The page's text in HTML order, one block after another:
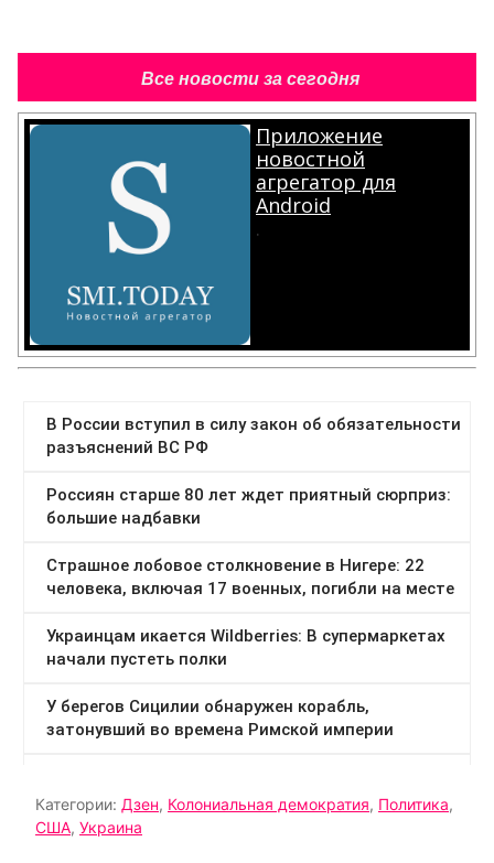
Все новости за сегодня
Приложение
новостной
агрегатор для
Android
.
Категории: Дзен, Колониальная демократия, Политика,
США, Украина